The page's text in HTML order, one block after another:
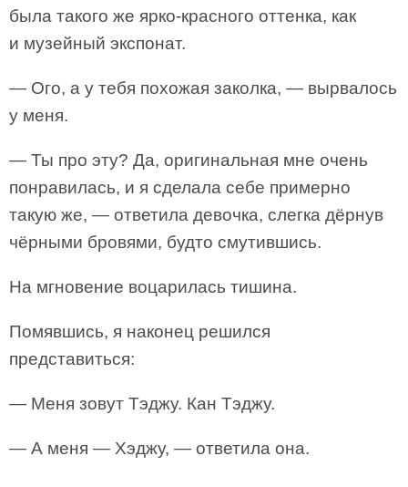
была такого же ярко-красного оттенка, как
и музейный экспонат.
— Ого, а у тебя похожая заколка, — вырвалось
у меня.
— Ты про эту? Да, оригинальная мне очень
понравилась, и я сделала себе примерно
такую же, — ответила девочка, слегка дёрнув
чёрными бровями, будто смутившись.
На мгновение воцарилась тишина.
Помявшись, я наконец решился
представиться:
— Меня зовут Тэджу. Кан Тэджу.
— А меня — Хэджу, — ответила она.